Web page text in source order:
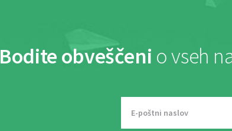
Bodite obveščeni o vseh